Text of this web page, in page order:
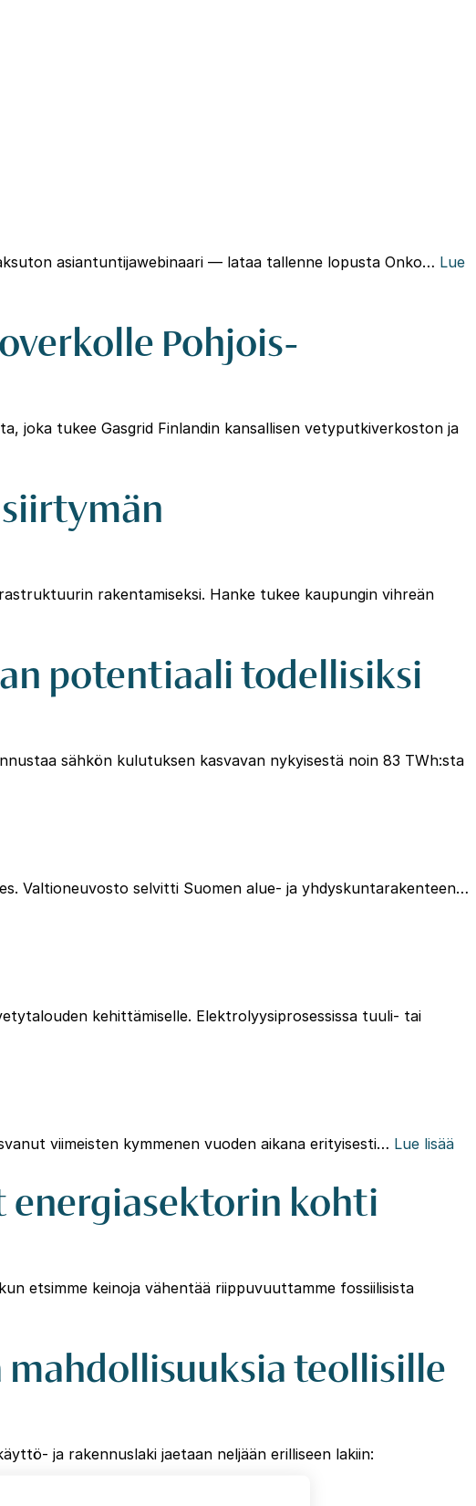
asiantuntijawebinaari — lataa tallenne lopusta Onko… Lue
Pohjois-
joka tukee Gasgrid Finlandin kansallisen vetyputkiverkoston ja
rakentamiseksi. Hanke tukee kaupungin vihreän
potentiaali todellisiksi
sähkön kulutuksen kasvavan nykyisestä noin 83 TWh:sta
Valtioneuvosto selvitti Suomen alue- ja yhdyskuntarakenteen…
kehittämiselle. Elektrolyysiprosessissa tuuli- tai
viimeisten kymmenen vuoden aikana erityisesti… Lue lisää
energiasektorin kohti
etsimme keinoja vähentää riippuvuuttamme fossiilisista
teollisille
ja rakennuslaki jaetaan neljään erilliseen lakiin: